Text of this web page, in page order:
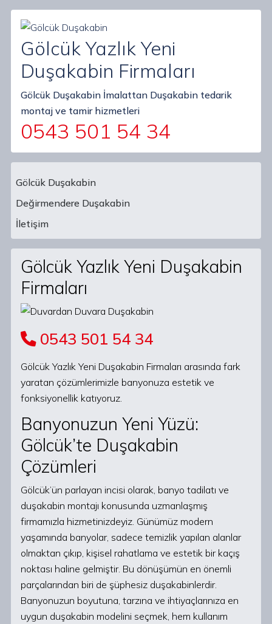
Gölcük Yazlık Yeni
Duşakabin Firmaları
Gölcük Duşakabin İmalattan Duşakabin tedarik
montaj ve tamir hizmetleri
0543 501 54 34
Main Navigation
Gölcük Duşakabin
Değirmendere Duşakabin
İletişim
Gölcük Yazlık Yeni Duşakabin
Firmaları
0543 501 54 34
Gölcük Yazlık Yeni Duşakabin Firmaları arasında fark
yaratan çözümlerimizle banyonuza estetik ve
fonksiyonellik katıyoruz.
Banyonuzun Yeni Yüzü:
Gölcük’te Duşakabin
Çözümleri
Gölcük’ün parlayan incisi olarak, banyo tadilatı ve
duşakabin montajı konusunda uzmanlaşmış
firmamızla hizmetinizdeyiz. Günümüz modern
yaşamında banyolar, sadece temizlik yapılan alanlar
olmaktan çıkıp, kişisel rahatlama ve estetik bir kaçış
noktası haline gelmiştir. Bu dönüşümün en önemli
parçalarından biri de şüphesiz duşakabinlerdir.
Banyonuzun boyutuna, tarzına ve ihtiyaçlarınıza en
uygun duşakabin modelini seçmek, hem kullanım